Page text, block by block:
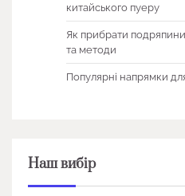
китайського пуеру
Як прибрати подряпини
та методи
Популярні напрямки
Наш вибір